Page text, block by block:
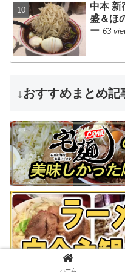
中本 新
盛＆ほ
ー 63
↓おすすめまとめ記
ホーム